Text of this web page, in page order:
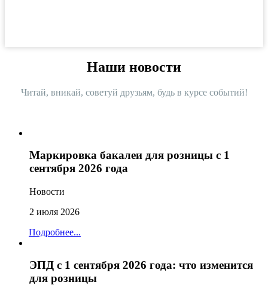
Наши новости
Читай, вникай, советуй друзьям, будь в курсе событий!
Маркировка бакалеи для розницы с 1
сентября 2026 года
Новости
2 июля 2026
Подробнее...
ЭПД с 1 сентября 2026 года: что изменится
для розницы